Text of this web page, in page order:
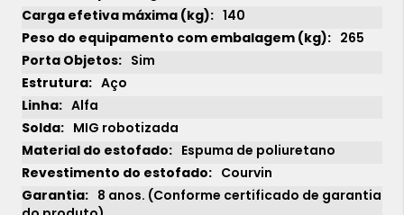
140
265
Sim
Aço
Alfa
MIG robotizada
Espuma de poliuretano
Courvin
8 anos. (Conforme certificado de garantia